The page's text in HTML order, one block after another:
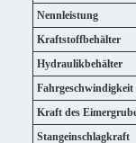
Nennleistung
Kraftstoffbehälter
Hydraulikbehälter
Fahrgeschwindigkeit
Kraft des
Stangeinschlagkraft